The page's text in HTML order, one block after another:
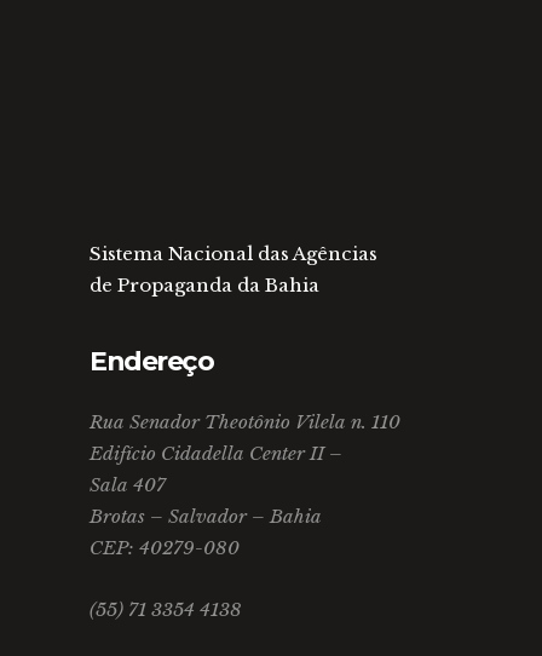
Sistema Nacional das Agências
de Propaganda da Bahia
Endereço
Rua Senador Theotônio Vilela n. 110
Edifício Cidadella Center II –
Sala 407
Brotas – Salvador – Bahia
CEP: 40279-080
(55) 71 3354 4138